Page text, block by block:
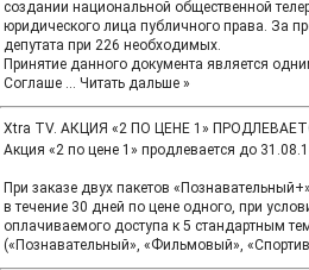
создании национальной общественной
юридического лица публичного права. За
депутата при 226 необходимых.
Принятие данного документа является
Соглаше ... Читать дальше »
Xtra TV. АКЦИЯ «2 ПО ЦЕНЕ 1»
Акция «2 по цене 1» продлевается до
При заказе двух пакетов
в течение 30 дней по цене одного, при
оплачиваемого доступа к 5 стандартным
(«Познавательный», «Фильмовый»,